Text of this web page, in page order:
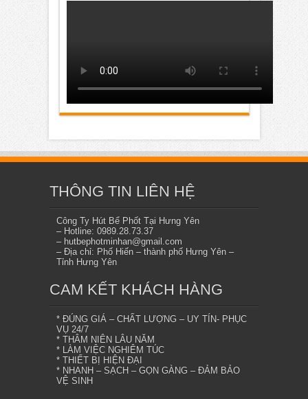
THÔNG TIN LIÊN HỆ
Công Ty Hút Bể Phốt Tại Hưng Yên
– Hotline: 0989.28.73.37
– hutbephotminhan@gmail.com
– Địa chỉ: Phố Hiến – thành phố Hưng Yên –
Tỉnh Hưng Yên
CAM KẾT KHÁCH HÀNG
* ĐÚNG GIÁ – CHẤT LƯỢNG – UY TÍN- PHỤC
VỤ 24/7
* THÂM NIÊN LÂU NĂM
* LÀM VIỆC NGHIÊM TÚC
* THIẾT BỊ HIỆN ĐẠI
* NHANH – SẠCH – GỌN GÀNG – ĐẢM BẢO
VỆ SINH